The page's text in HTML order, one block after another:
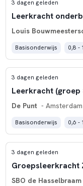
3 dagen geleden
Leerkracht
Louis
Basisonderwijs 0,8 -
3 dagen geleden
Leerkracht (groep
De Punt -
Basisonderwijs 0,6 -
3 dagen geleden
Groepsleerkracht
SBO de Hasselbraam